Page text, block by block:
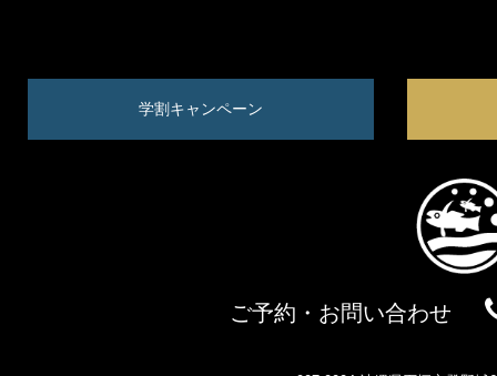
学割キャンペーン
ご予約・お問い合わせ